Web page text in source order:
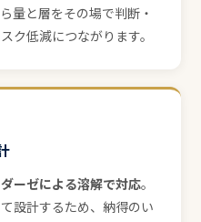
量と層をその場で判断・
ク低減につながります。
ーゼによる溶解で対応。
設計するため、納得のい